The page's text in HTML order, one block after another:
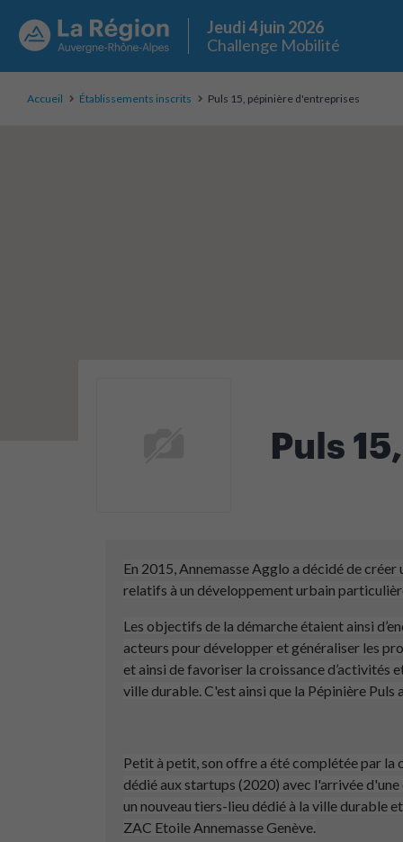
Jeudi 4 juin 2026
Challenge Mobilité
Accueil Établissements inscrits Puls 15, pépinière d'entreprises
Puls
En 2015, Annemasse Agglo a décidé de
relatifs à un développement urbain
Les objectifs de la démarche étaient ainsi
acteurs pour développer et généraliser les
et ainsi de favoriser la croissance d’activités
ville durable. C'est ainsi que la Pépinière
Petit à petit, son offre a été complétée par la
dédié aux startups (2020) avec l'arrivée
un nouveau tiers-lieu dédié à la ville durable
ZAC Etoile Annemasse Genève.